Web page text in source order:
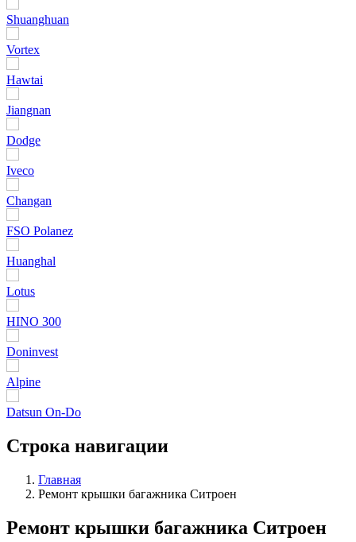
Shuanghuan
Vortex
Hawtai
Jiangnan
Dodge
Iveco
Changan
FSO Polanez
Huanghal
Lotus
HINO 300
Doninvest
Alpine
Datsun On-Do
Строка навигации
Главная
Ремонт крышки багажника Ситроен
Ремонт крышки багажника Ситроен